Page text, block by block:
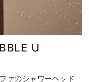
ァのシャワーヘッド